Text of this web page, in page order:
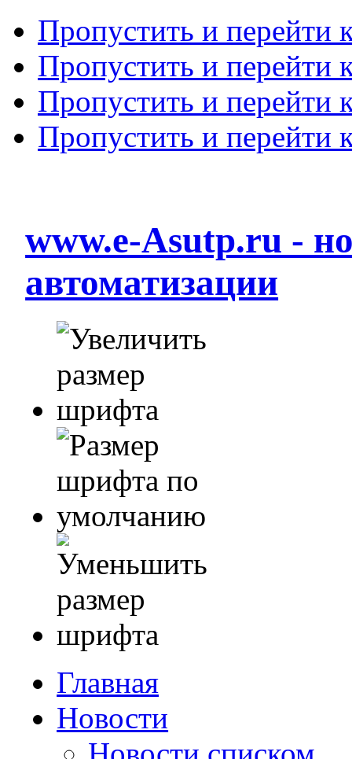
Пропустить и перейти
Пропустить и перейти
Пропустить и перейти
Пропустить и перейти
www.e-Asutp.ru -
автоматизации
Главная
Новости